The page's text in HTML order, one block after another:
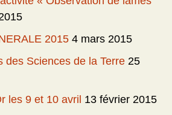
2015 4 mars 2015
des Sciences de la Terre 25
les 9 et 10 avril 13 février 2015